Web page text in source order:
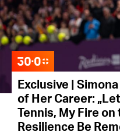
Exclusive |
of Her Career:
Tennis, My Fire
Resilience Be